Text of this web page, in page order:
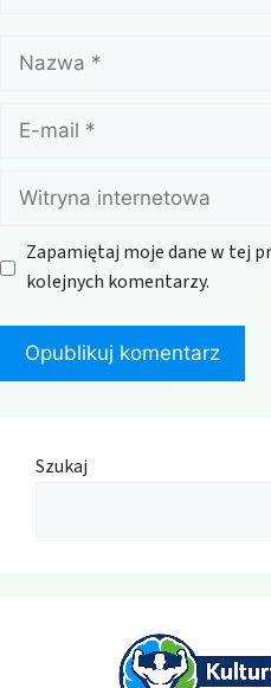
Nazwa
mail
Witryna
internetowa
Zapamiętaj moje dane w tej
kolejnych komentarzy.
Szukaj